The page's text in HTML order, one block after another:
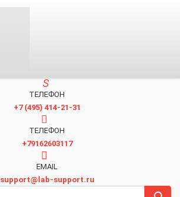
ТЕЛЕФОН
+7 (495) 414-21-31
TЕЛЕФОН
+79162603117
EMAIL
support@lab-support.ru